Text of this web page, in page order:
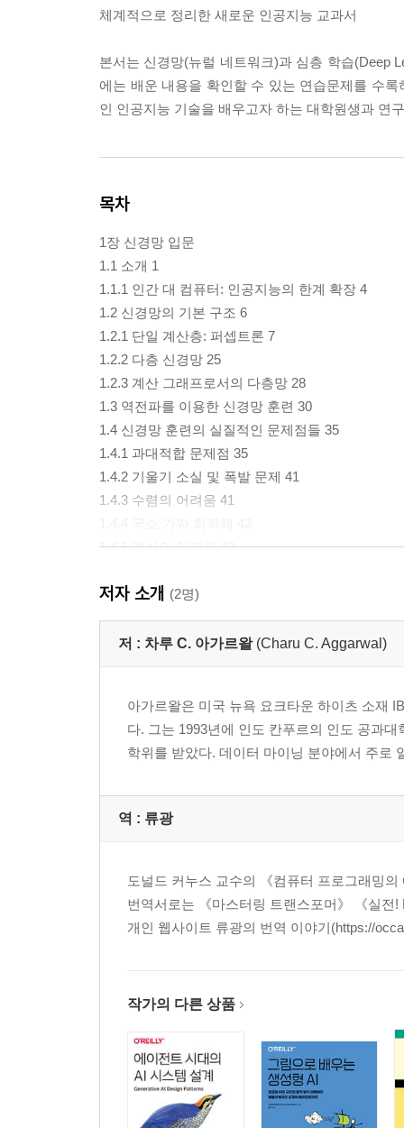
체계적으로 정리한 새로운 인공지능 교과서
본서는 신경망(뉴럴 네트워크)과 심층 학습(Deep
에는 배운 내용을 확인할 수 있는 연습문제를 수
인 인공지능 기술을 배우고자 하는 대학원생과 연
목차
1장 신경망 입문
1.1 소개 1
1.1.1 인간 대 컴퓨터: 인공지능의 한계 확장 4
1.2 신경망의 기본 구조 6
1.2.1 단일 계산층: 퍼셉트론 7
1.2.2 다층 신경망 25
1.2.3 계산 그래프로서의 다층망 28
1.3 역전파를 이용한 신경망 훈련 30
1.4 신경망 훈련의 실질적인 문제점들 35
1.4.1 과대적합 문제점 35
1.4.2 기울기 소실 및 폭발 문제 41
1.4.3 수렴의 어려움 41
1.4.5 계산의 어려움 43
1.5.1 비선형 활성화 함수의 중요성 47
1.5.2 깊이를 이용한 매개변수 요구수준 감소 49
1.5.3 통상적이지 않은 신경망 구조들 51
1.6.2 방사상 기저 함수(RBF) 신경망 54
1.6.3 제한 볼츠만 기계 55
1.6.4 순환 신경망 56
1.7 고급 주제 64
1.7.2 자료 저장과 계산의 분리 65
1.7.3 생성 대립 신경망(GAN) 66
1.8 주요 벤치마크 두 가지 67
1.10 문헌 정보 71
1.10.1 동영상 강의 73
1.10.2 소프트웨어 정보 74
연습문제 75
저자 소개 (2명)
저 : 차루 C. 아가르왈 (Charu C. Aggarwal)
아가르왈은 미국 뉴욕 요크타운 하이츠 소재
다. 그는 1993년에 인도 칸푸르의 인도 공과
학위를 받았다. 데이터 마이닝 분야에서 주로
역 : 류광
도널드 커누스 교수의 《컴퓨터 프로그래밍
번역서로는 《마스터링 트랜스포머》 《실전
개인 웹사이트 류광의 번역 이야기(https://
작가의 다른 상품